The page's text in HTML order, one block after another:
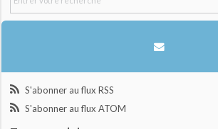
S'abonner au flux RSS
S'abonner au flux ATOM